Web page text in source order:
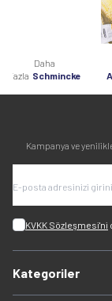
Daha
Fazla Schmincke
Kampanya ve
KVKK Sözleşmesi'ni
Kategoriler